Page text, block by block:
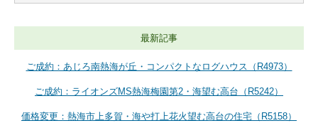
最新記事
ご成約：あじろ南熱海が丘・コンパクトなログハウス（R4973）
ご成約：ライオンズMS熱海梅園第2・海望む高台（R5242）
価格変更：熱海市上多賀・海や打上花火望む高台の住宅（R5158）